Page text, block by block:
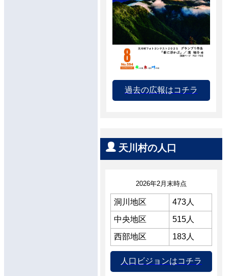
過去の広報はコチラ
天川村の人口
2026年2月末時点
洞川地区
473人
中央地区
515人
西部地区
183人
人口ビジョンはコチラ